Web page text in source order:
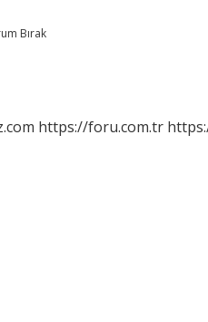
Bırak
https://foru.com.tr